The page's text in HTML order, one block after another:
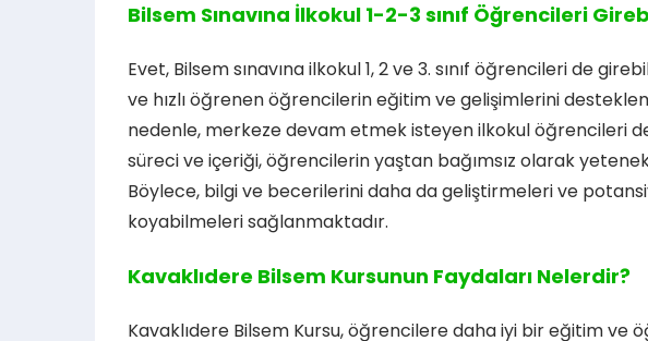
Bilsem Sınavına İlkokul 1-2-3 sınıf Öğrencileri
Evet, Bilsem sınavına ilkokul 1, 2 ve 3. sınıf öğrencileri de
ve hızlı öğrenen öğrencilerin eğitim ve gelişimlerini
nedenle, merkeze devam etmek isteyen ilkokul öğrencileri de
süreci ve içeriği, öğrencilerin yaştan bağımsız olarak
Böylece, bilgi ve becerilerini daha da geliştirmeleri ve
koyabilmeleri sağlanmaktadır.
Kavaklıdere Bilsem Kursunun Faydaları Nelerdir?
Kavaklıdere Bilsem Kursu, öğrencilere daha iyi bir eğitim ve